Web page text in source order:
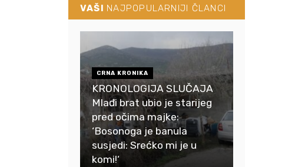
VAŠI NAJPOPULARNIJI ČLANCI
CRNA KRONIKA
KRONOLOGIJA SLUČAJA
Mlađi brat ubio je starijeg
pred očima majke:
‘Bosonoga je banula
susjedi: Srećko mi je u
komi!‘